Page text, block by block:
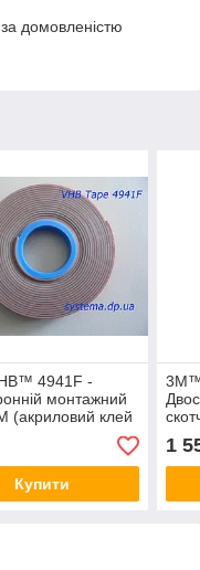
домовленістю
4941F -
монтажний
(акриловий клей
6,0х1,1 мм,
Купити
в
1